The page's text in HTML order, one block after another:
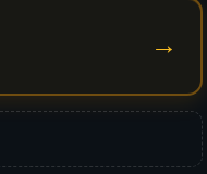
→